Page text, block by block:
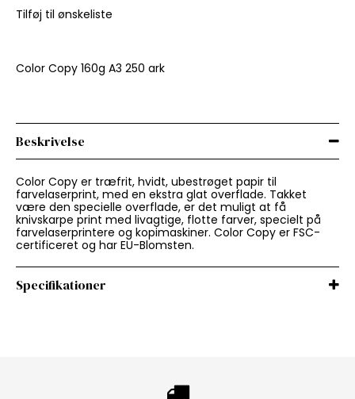
Tilføj til ønskeliste
Color Copy 160g A3 250 ark
Beskrivelse
Color Copy er træfrit, hvidt, ubestrøget papir til
farvelaserprint, med en ekstra glat overflade. Takket
være den specielle overflade, er det muligt at få
knivskarpe print med livagtige, flotte farver, specielt på
farvelaserprintere og kopimaskiner. Color Copy er FSC-
certificeret og har EU-Blomsten.
Specifikationer